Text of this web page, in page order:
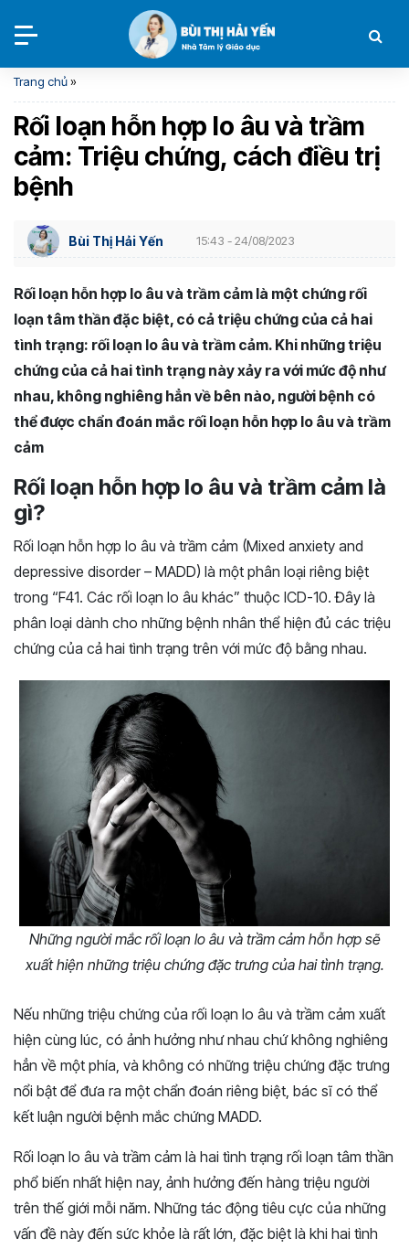
Trang chủ»
Rối loạn hỗn hợp lo âu và trầm
cảm: Triệu chứng, cách điều trị
bệnh
Bùi Thị Hải Yến 15:43 - 24/08/2023
Rối loạn hỗn hợp lo âu và trầm cảm là một chứng rối
loạn tâm thần đặc biệt, có cả triệu chứng của cả hai
tình trạng: rối loạn lo âu và trầm cảm. Khi những triệu
chứng của cả hai tình trạng này xảy ra với mức độ như
nhau, không nghiêng hẳn về bên nào, người bệnh có
thể được chẩn đoán mắc rối loạn hỗn hợp lo âu và trầm
cảm
Rối loạn hỗn hợp lo âu và trầm cảm là
gì?
Rối loạn hỗn hợp lo âu và trầm cảm (Mixed anxiety and
depressive disorder – MADD) là một phân loại riêng biệt
trong “F41. Các rối loạn lo âu khác” thuộc ICD-10. Đây là
phân loại dành cho những bệnh nhân thể hiện đủ các triệu
chứng của cả hai tình trạng trên với mức độ bằng nhau.
Những người mắc rối loạn lo âu và trầm cảm hỗn hợp sẽ
xuất hiện những triệu chứng đặc trưng của hai tình trạng.
Nếu những triệu chứng của rối loạn lo âu và trầm cảm xuất
hiện cùng lúc, có ảnh hưởng như nhau chứ không nghiêng
hẳn về một phía, và không có những triệu chứng đặc trưng
nổi bật để đưa ra một chẩn đoán riêng biệt, bác sĩ có thể
kết luận người bệnh mắc chứng MADD.
Rối loạn lo âu và trầm cảm là hai tình trạng rối loạn tâm thần
phổ biến nhất hiện nay, ảnh hưởng đến hàng triệu người
trên thế giới mỗi năm. Những tác động tiêu cực của những
vấn đề này đến sức khỏe là rất lớn, đặc biệt là khi hai tình